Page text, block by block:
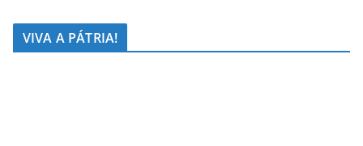
VIVA A PÁTRIA!